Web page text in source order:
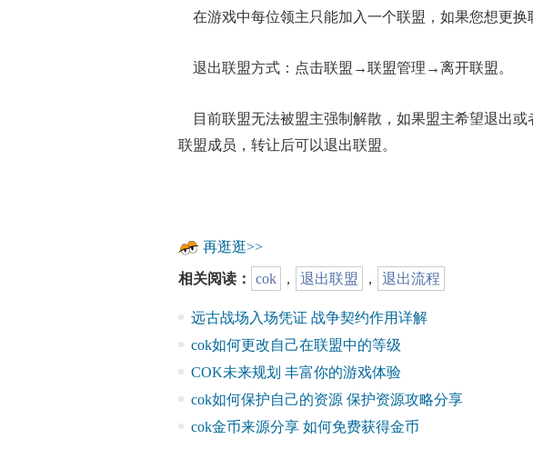
在游戏中每位领主只能加入一个联盟，如果您想更换
退出联盟方式：点击联盟→联盟管理→离开联盟。
目前联盟无法被盟主强制解散，如果盟主希望退出
联盟成员，转让后可以退出联盟。
再逛逛>>
相关阅读： cok ， 退出联盟 ， 退出流程
远古战场入场凭证 战争契约作用详解
cok如何更改自己在联盟中的等级
COK未来规划 丰富你的游戏体验
cok如何保护自己的资源 保护资源攻略分享
cok金币来源分享 如何免费获得金币